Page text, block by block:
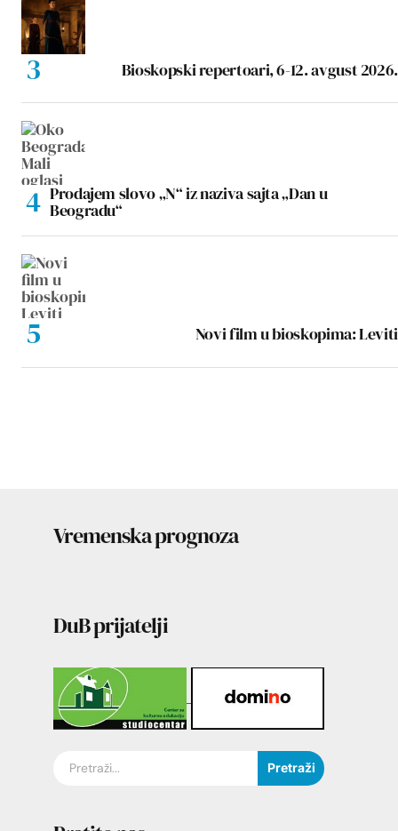
Bioskopski repertoari, 6-12. avgust 2026.
Prodajem slovo „N“ iz naziva sajta „Dan u
Beogradu“
Novi film u bioskopima: Leviti
Vremenska prognoza
DuB prijatelji
Pretraži